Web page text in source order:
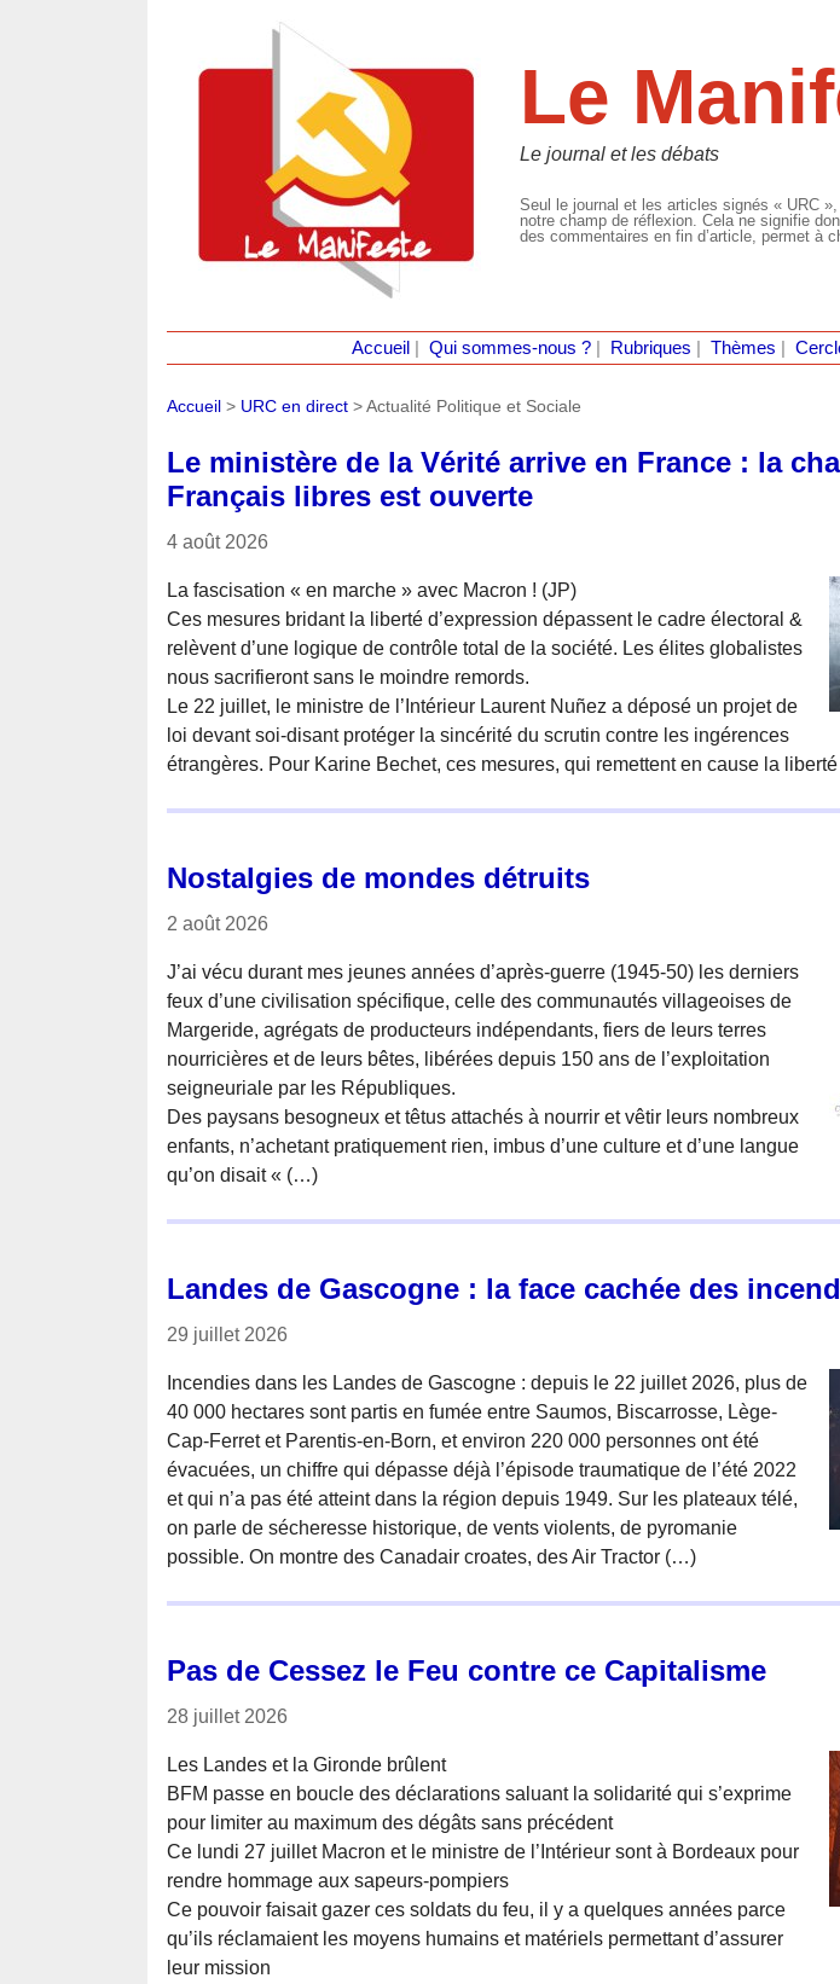
Le
Le journal et les débats
Seul le journal et les articles signés « URC
notre champ de réflexion. Cela ne signifie
des commentaires en fin d’article, permet à
Accueil Qui sommes-nous ?| Rubriques Thèmes
Accueil > URC en direct >Actualité Politique et Sociale
Le ministère de la Vérité arrive en France : la
Français libres est ouverte
4 août 2026
La fascisation « en marche » avec Macron ! (JP)
Ces mesures bridant la liberté d’expression dépassent le cadre électoral &
relèvent d’une logique de contrôle total de la société. Les élites globalistes
nous sacrifieront sans le moindre remords.
Le 22 juillet, le ministre de l’Intérieur Laurent Nuñez a déposé un projet de
loi devant soi-disant protéger la sincérité du scrutin contre les ingérences
étrangères. Pour Karine Bechet, ces mesures, qui remettent en cause la
Nostalgies de mondes détruits
2 août 2026
J’ai vécu durant mes jeunes années d’après-guerre (1945-50) les derniers
feux d’une civilisation spécifique, celle des communautés villageoises de
Margeride, agrégats de producteurs indépendants, fiers de leurs terres
nourricières et de leurs bêtes, libérées depuis 150 ans de l’exploitation
seigneuriale par les Républiques.
Des paysans besogneux et têtus attachés à nourrir et vêtir leurs nombreux
enfants, n’achetant pratiquement rien, imbus d’une culture et d’une langue
qu’on disait « (…)
Landes de Gascogne : la face cachée des
29 juillet 2026
Incendies dans les Landes de Gascogne : depuis le 22 juillet 2026, plus de
40 000 hectares sont partis en fumée entre Saumos, Biscarrosse, Lège-
Cap-Ferret et Parentis-en-Born, et environ 220 000 personnes ont été
évacuées, un chiffre qui dépasse déjà l’épisode traumatique de l’été 2022
et qui n’a pas été atteint dans la région depuis 1949. Sur les plateaux télé,
on parle de sécheresse historique, de vents violents, de pyromanie
possible. On montre des Canadair croates, des Air Tractor (…)
Pas de Cessez le Feu contre ce Capitalisme
28 juillet 2026
Les Landes et la Gironde brûlent
BFM passe en boucle des déclarations saluant la solidarité qui s’exprime
pour limiter au maximum des dégâts sans précédent
Ce lundi 27 juillet Macron et le ministre de l’Intérieur sont à Bordeaux pour
rendre hommage aux sapeurs-pompiers
Ce pouvoir faisait gazer ces soldats du feu, il y a quelques années parce
qu’ils réclamaient les moyens humains et matériels permettant d’assurer
leur mission